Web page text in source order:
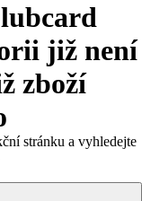
již není
zboží
stránku a vyhledejte